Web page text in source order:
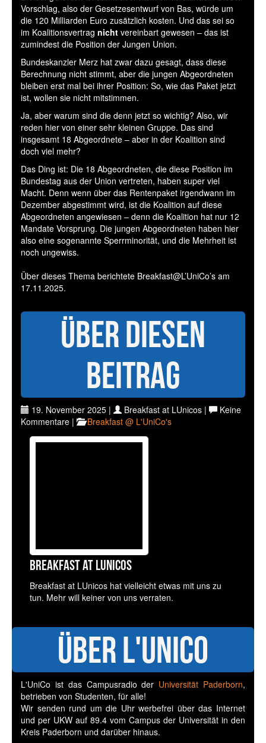
Vorschlag, also der Gesetzesentwurf von Bas, würde um
die 120 Milliarden Euro zusätzlich kosten. Und das sei so
im Koalitionsvertrag nicht vereinbart gewesen – das ist
zumindest die Position der Jungen Union.
Bundeskanzler Merz hat zwar dazu gesagt, dass diese
Berechnung nicht stimmt, aber die jungen Abgeordneten
bleiben erst mal bei ihrer Position: So, wie das Paket jetzt
ist, wollen sie nicht mitstimmen.
Ja, aber warum sind die denn jetzt so wichtig? Also, wir
reden hier von einer sehr kleinen Gruppe. Das sind
insgesamt 18 Abgeordnete – aber in der Koalition sind
doch viel mehr?
Das Ding ist: Die 18 Abgeordneten, die diese Position im
Bundestag aus der Union vertreten, haben super viel
Macht. Denn wenn über das Rentenpaket irgendwann im
Dezember abgestimmt wird, ist die Koalition auf diese
Abgeordneten angewiesen – denn die Koalition hat nur 12
Mandate Vorsprung. Die jungen Abgeordneten haben hier
also eine sogenannte Sperrminorität, und die Mehrheit ist
noch ungewiss.
Über dieses Thema berichtete Breakfast@L’UniCo’s am
17.11.2025.
Über diesen
Beitrag
19. November 2025 | Breakfast at LUnicos |
Keine
Kommentare |
Breakfast @ L'UniCo's
Breakfast at LUnicos
Breakfast at LUnicos hat vielleicht etwas mit uns zu
tun. Mehr will keiner von uns verraten.
Über L'UniCo
L'UniCo ist das Campusradio der Universität Paderborn,
betrieben von Studenten, für alle!
Wir senden rund um die Uhr werbefrei über das Internet
und per UKW auf 89.4 vom Campus der Universität in den
Kreis Paderborn und darüber hinaus.